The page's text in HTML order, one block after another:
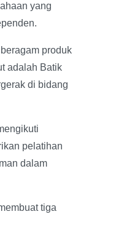
yang
produk
adalah Batik
di bidang
pelatihan
dalam
tiga